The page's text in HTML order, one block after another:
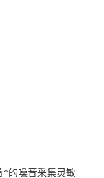
*的噪音采集灵敏